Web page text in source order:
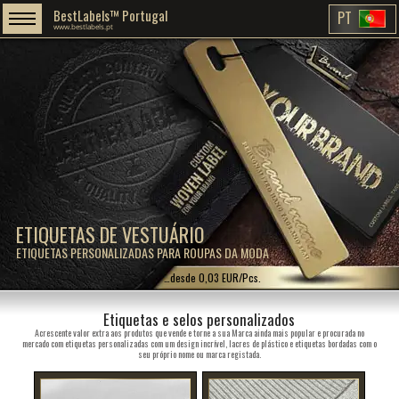
ETIQUETAS DE VESTUÁRIO
ETIQUETAS PERSONALIZADAS PARA ROUPAS DA MODA
BestLabels™ Portugal
www.bestlabels.pt PT
…desde 0,03 EUR/Pcs.
Etiquetas e selos personalizados
Acrescente valor extra aos produtos que vende e torne a sua Marca ainda mais popular e procurada no
mercado com etiquetas personalizadas com um design incrível, lacres de plástico e etiquetas bordadas com o
seu próprio nome ou marca registada.